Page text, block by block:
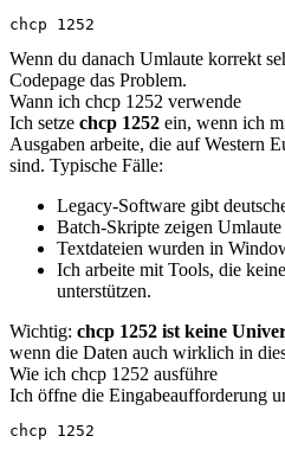
chcp 1252
Wenn du danach Umlaute korrekt
Codepage das Problem.
Wann ich chcp 1252 verwende
Ich setze chcp 1252 ein, wenn ich
Ausgaben arbeite, die auf Western
sind. Typische Fälle:
Legacy-Software gibt
Batch-Skripte zeigen Umlaute
Textdateien wurden in
Ich arbeite mit Tools, die
unterstützen.
Wichtig: chcp 1252 ist keine
wenn die Daten auch wirklich in
Wie ich chcp 1252 ausführe
Ich öffne die Eingabeaufforderung
chcp 1252